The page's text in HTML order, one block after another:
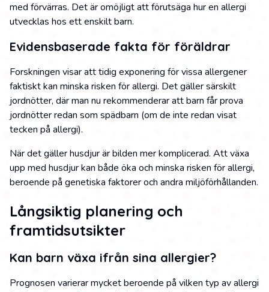
med förvärras. Det är omöjligt att förutsäga hur en allergi
utvecklas hos ett enskilt barn.
Evidensbaserade fakta för föräldrar
Forskningen visar att tidig exponering för vissa allergener
faktiskt kan minska risken för allergi. Det gäller särskilt
jordnötter, där man nu rekommenderar att barn får prova
jordnötter redan som spädbarn (om de inte redan visat
tecken på allergi).
När det gäller husdjur är bilden mer komplicerad. Att växa
upp med husdjur kan både öka och minska risken för allergi,
beroende på genetiska faktorer och andra miljöförhållanden.
Långsiktig planering och
framtidsutsikter
Kan barn växa ifrån sina allergier?
Prognosen varierar mycket beroende på vilken typ av allergi